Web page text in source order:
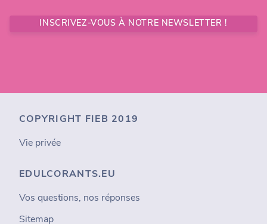
INSCRIVEZ-VOUS À NOTRE NEWSLETTER !
COPYRIGHT FIEB 2019
Vie privée
EDULCORANTS.EU
Vos questions, nos réponses
Sitemap